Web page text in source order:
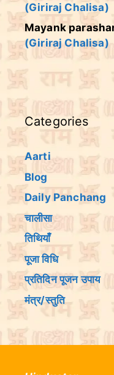
(Giriraj Chalisa)
Mayank
(Giriraj Chalisa)
Categories
Aarti
Blog
Daily Panchang
चालीसा
तिथियांँ
पूजा विधि
प्रतिदिन पूजन उपाय
मंत्र/स्तुति